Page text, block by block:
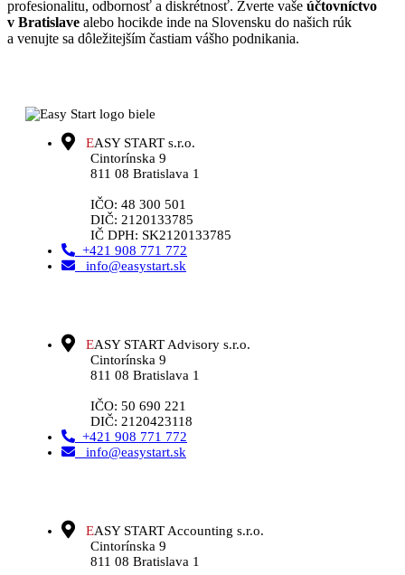
profesionalitu, odbornosť a diskrétnosť. Zverte vaše účtovníctvo
v Bratislave alebo hocikde inde na Slovensku do našich rúk
a venujte sa dôležitejším častiam vášho podnikania.
EASY START s.r.o.
Cintorínska 9
811 08 Bratislava 1
IČO: 48 300 501
DIČ: 2120133785
IČ DPH: SK2120133785
+421 908 771 772
info@easystart.sk
EASY START Advisory s.r.o.
Cintorínska 9
811 08 Bratislava 1
IČO: 50 690 221
DIČ: 2120423118
+421 908 771 772
info@easystart.sk
EASY START Accounting s.r.o.
Cintorínska 9
811 08 Bratislava 1